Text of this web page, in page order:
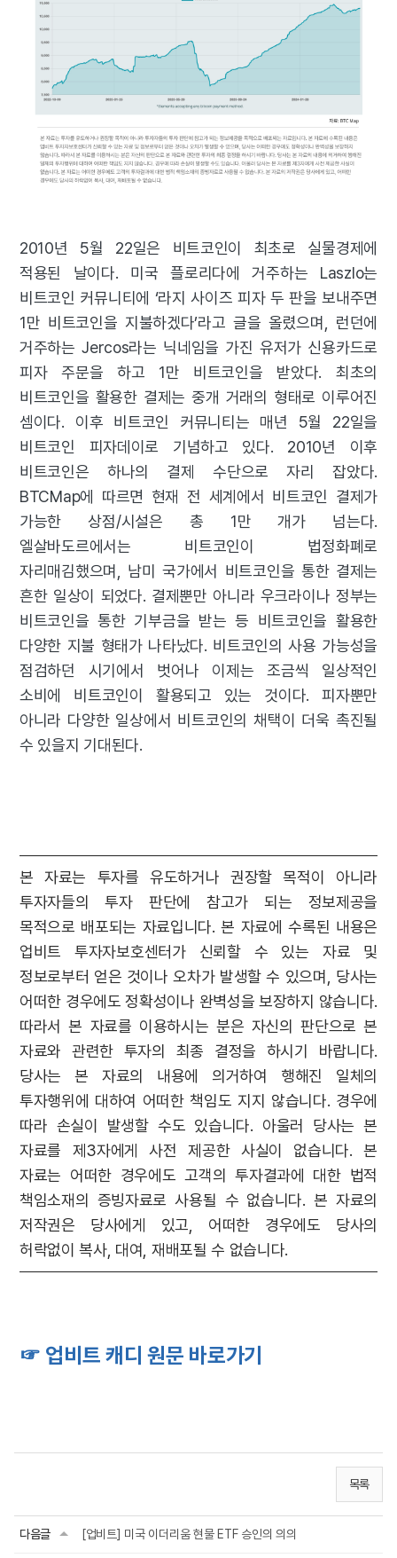
2010년 5월 22일은 비트코인이 최초로 실물경제에
적용된 날이다. 미국 플로리다에 거주하는 Laszlo는
비트코인 커뮤니티에 ‘라지 사이즈 피자 두 판을 보내주면
1만 비트코인을 지불하겠다’라고 글을 올렸으며, 런던에
거주하는 Jercos라는 닉네임을 가진 유저가 신용카드로
피자 주문을 하고 1만 비트코인을 받았다. 최초의
비트코인을 활용한 결제는 중개 거래의 형태로 이루어진
셈이다. 이후 비트코인 커뮤니티는 매년 5월 22일을
비트코인 피자데이로 기념하고 있다. 2010년 이후
비트코인은 하나의 결제 수단으로 자리 잡았다.
BTCMap에 따르면 현재 전 세계에서 비트코인 결제가
가능한 상점/시설은 총 1만 개가 넘는다.
엘살바도르에서는 비트코인이 법정화폐로
자리매김했으며, 남미 국가에서 비트코인을 통한 결제는
흔한 일상이 되었다. 결제뿐만 아니라 우크라이나 정부는
비트코인을 통한 기부금을 받는 등 비트코인을 활용한
다양한 지불 형태가 나타났다. 비트코인의 사용 가능성을
점검하던 시기에서 벗어나 이제는 조금씩 일상적인
소비에 비트코인이 활용되고 있는 것이다. 피자뿐만
아니라 다양한 일상에서 비트코인의 채택이 더욱 촉진될
수 있을지 기대된다.
본 자료는 투자를 유도하거나 권장할 목적이 아니라
투자자들의 투자 판단에 참고가 되는 정보제공을
목적으로 배포되는 자료입니다. 본 자료에 수록된 내용은
업비트 투자자보호센터가 신뢰할 수 있는 자료 및
정보로부터 얻은 것이나 오차가 발생할 수 있으며, 당사는
어떠한 경우에도 정확성이나 완벽성을 보장하지 않습니다.
따라서 본 자료를 이용하시는 분은 자신의 판단으로 본
자료와 관련한 투자의 최종 결정을 하시기 바랍니다.
당사는 본 자료의 내용에 의거하여 행해진 일체의
투자행위에 대하여 어떠한 책임도 지지 않습니다. 경우에
따라 손실이 발생할 수도 있습니다. 아울러 당사는 본
자료를 제3자에게 사전 제공한 사실이 없습니다. 본
자료는 어떠한 경우에도 고객의 투자결과에 대한 법적
책임소재의 증빙자료로 사용될 수 없습니다. 본 자료의
저작권은 당사에게 있고, 어떠한 경우에도 당사의
허락없이 복사, 대여, 재배포될 수 없습니다.
☞ 업비트 캐디 원문 바로가기
목록
다음글 [업비트] 미국 이더리움 현물 ETF 승인의 의의